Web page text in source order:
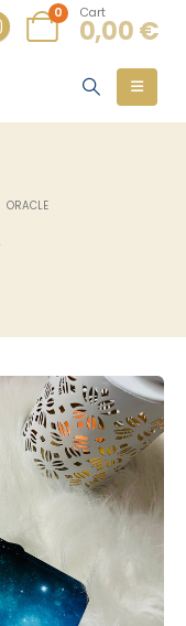
0 Cart
0,00€
ORACLE